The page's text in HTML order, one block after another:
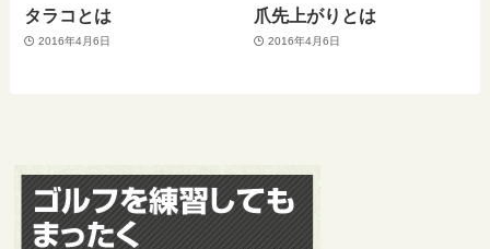
タラコとは
2016年4月6日
爪先上がりとは
2016年4月6日